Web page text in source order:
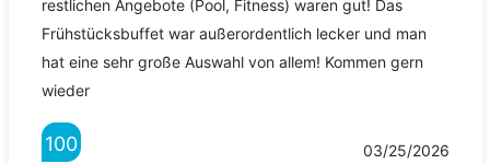
restlichen Angebote (Pool, Fitness) waren gut! Das
Frühstücksbuffet war außerordentlich lecker und man
hat eine sehr große Auswahl von allem! Kommen gern
wieder
100 03/25/2026